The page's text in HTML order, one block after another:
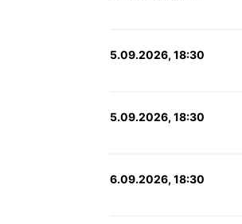
5.09.2026, 18:30
5.09.2026, 18:30
6.09.2026, 18:30